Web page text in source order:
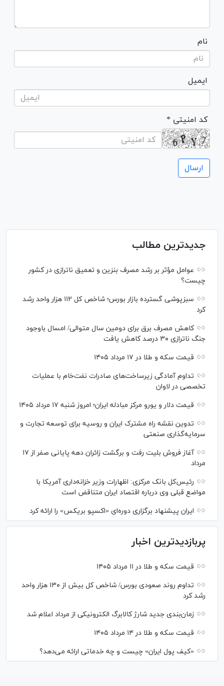
نام
ایمیل
* کد امنیتی
جدیدترین مطالب
عوامل مؤثر بر رشد مصرف بنزین و تعمیق ناترازی در کشور
چیست؟
سبزپوشی گسترده بازار بورس؛ شاخص کل ۱۱۲ هزار واحد رشد
کرد
کاهش مصرف برق برای دومین سال متوالی/ امسال باوجود
جنگ ناترازی ۳۰ درصد کاهش یافت
قیمت سکه و طلا در ۱۷ مرداد ۱۴۰۵
تداوم آمادگی زیرساخت‌های صادرات نفت‌خام با عملیات
تخصصی در لاوان
قیمت دلار و یورو مرکز مبادله ایران؛ امروز شنبه ۱۷ مرداد ۱۴۰۵
تدوین نقشه راه مشترک ایران و روسیه برای توسعه تجارت و
سرمایه‌گذاری صنعتی
آغاز فروش بلیت رفت و برگشت زائران دهه پایانی صفر از ۱۷
مرداد
رئیس‌کل بانک مرکزی: اظهارات وزیر خزانه‌داری آمریکا با
مواضع قبلی وی درباره اقتصاد ایران متناقض است
ایران پیشنهاد برگزاری دوره‌ای «اکسپو بریکس» را ارائه کرد
پربازدیدترین اخبار
قیمت سکه و طلا در ۱۱ مرداد ۱۴۰۵
تداوم روند صعودی بورس/ شاخص کل بیش از ۱۳۰ هزار واحد
رشد کرد
زمان‌بندی جدید شارژ کالابرگ الکترونیکی از مرداد اعلام شد
قیمت سکه و طلا در ۱۴ مرداد ۱۴۰۵
«کیف پول ایران» چیست و چه خدماتی ارائه می‌دهد؟